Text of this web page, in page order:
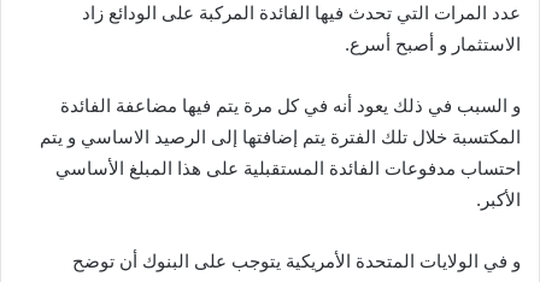
عدد المرات التي تحدث فيها الفائدة المركبة على الودائع زاد
الاستثمار و أصبح أسرع.
و السبب في ذلك يعود أنه في كل مرة يتم فيها مضاعفة الفائدة
المكتسبة خلال تلك الفترة يتم إضافتها إلى الرصيد الاساسي و يتم
احتساب مدفوعات الفائدة المستقبلية على هذا المبلغ الأساسي
الأكبر.
و في الولايات المتحدة الأمريكية يتوجب على البنوك أن توضح